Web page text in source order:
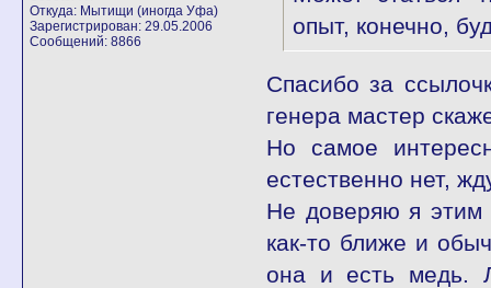
Откуда: Мытищи (иногда Уфа)
Зарегистрирован: 29.05.2006
Сообщений: 8866
опыт, конечно,
Спасибо за
генера мастер
Но самое
естественно нет,
Не доверяю я этим
как-то ближе и
она и есть медь.